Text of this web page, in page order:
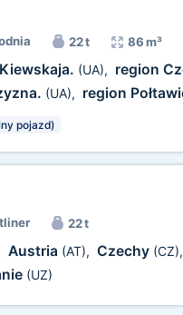
22 t 86 m³
Kiewskaja. (UA), region
(UA), region
pojazd)
22 t
Austria (AT), Czechy (CZ)
(UZ)